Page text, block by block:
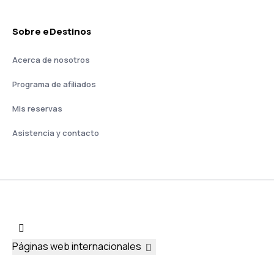
Sobre eDestinos
Acerca de nosotros
Programa de afiliados
Mis reservas
Asistencia y contacto
Páginas web internacionales